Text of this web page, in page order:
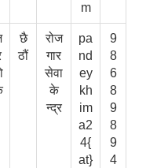
m
छै
ठौं
रोज
गार
सेवा
के
न्द्र
pa
nd
ey
kh
im
a2
4{
at}
9
8
6
8
9
8
9
4